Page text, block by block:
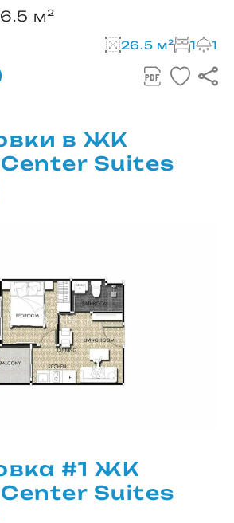
м²
26.5 м² 1 1
в ЖК
Suites
#1 ЖК
Suites